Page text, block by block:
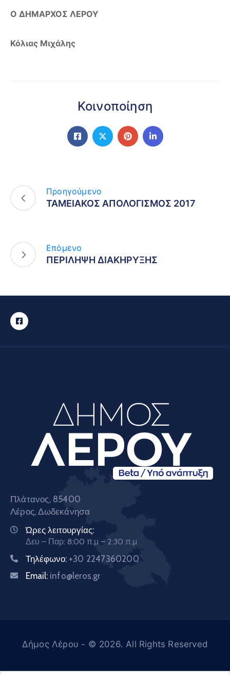
Ο ΔΗΜΑΡΧΟΣ ΛΕΡΟΥ
Κόλιας Μιχάλης
Κοινοποίηση
Προηγούμενο
ΤΑΜΕΙΑΚΟΣ ΑΠΟΛΟΓΙΣΜΟΣ 2017
Επόμενο
ΠΕΡΙΛΗΨΗ ΔΙΑΚΗΡΥΞΗΣ
Πλάτανος, 85400
Λέρος, Δωδεκάνησα
Ώρες λειτουργίας:
Δευ – Παρ: 8:00 π.μ – 2:30 π.μ
Τηλέφωνο: +30 2247360200
Email: info@leros.gr
Δήμος Λέρου - © 2026. All Rights Reserved